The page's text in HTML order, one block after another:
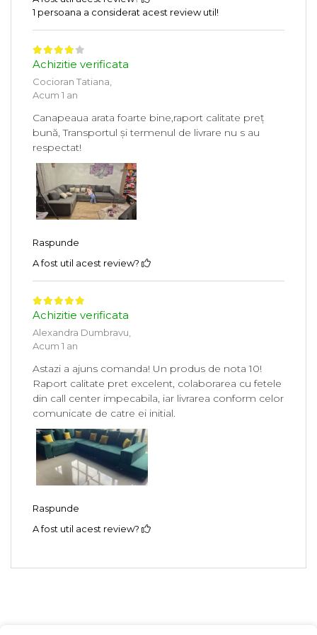
1 persoana a considerat acest review util!
Achizitie verificata
Cocioran Tatiana,
Acum 1 an
Canapeaua arata foarte bine,raport calitate preț
bună, Transportul și termenul de livrare nu s au
respectat!
Raspunde
A fost util acest review?
Achizitie verificata
Alexandra Dumbravu,
Acum 1 an
Astazi a ajuns comanda! Un produs de nota 10!
Raport calitate pret excelent, colaborarea cu fetele
din call center impecabila, iar livrarea conform celor
comunicate de catre ei initial.
Raspunde
A fost util acest review?